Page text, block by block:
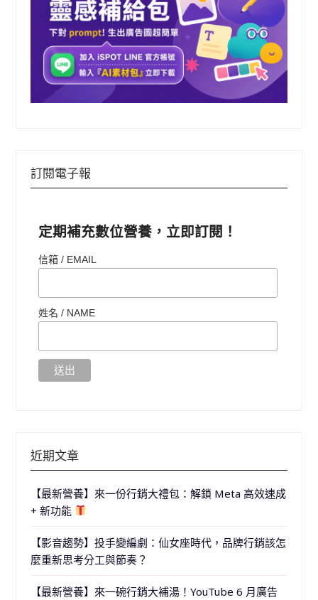
訂閱電子報
定期補充數位營養，立即訂閱！
信箱 / EMAIL
姓名 / NAME
近期文章
【最新營養】來一份行銷大禮包：解鎖 Meta 高效速成
+ 新功能
【影音趨勢】投手變編劇：仙女座時代，品牌行銷該怎
麼重新思考分工與節奏？
【最新營養】來一碗行銷大補湯！YouTube 6 月廣告